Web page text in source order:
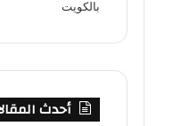
أحدث